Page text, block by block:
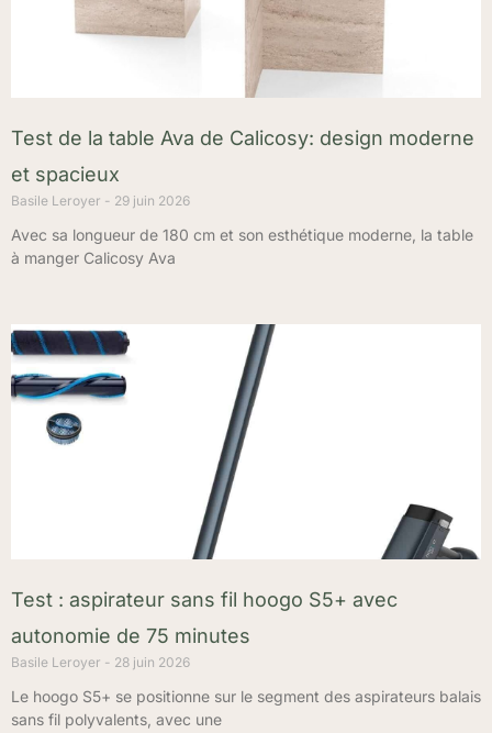
Test de la table Ava de Calicosy: design moderne
et spacieux
Basile Leroyer 29 juin 2026
Avec sa longueur de 180 cm et son esthétique moderne, la table
à manger Calicosy Ava
Test : aspirateur sans fil hoogo S5+ avec
autonomie de 75 minutes
Basile Leroyer 28 juin 2026
Le hoogo S5+ se positionne sur le segment des aspirateurs balais
sans fil polyvalents, avec une